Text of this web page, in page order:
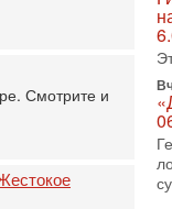
Смотрите и
В